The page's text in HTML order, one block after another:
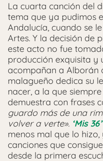
La cuarta canción del
tema que ya pudimos
Andalucía, cuando se
Artes. Y la decisión de
este acto no fue
producción exquisita y
acompañan a Alborán
malagueño dedica su
nacer, a la que
demuestra con frases
guardo más de una
volver a verte». ‘Mis 36’
menos mal que lo
canciones que
desde la primera